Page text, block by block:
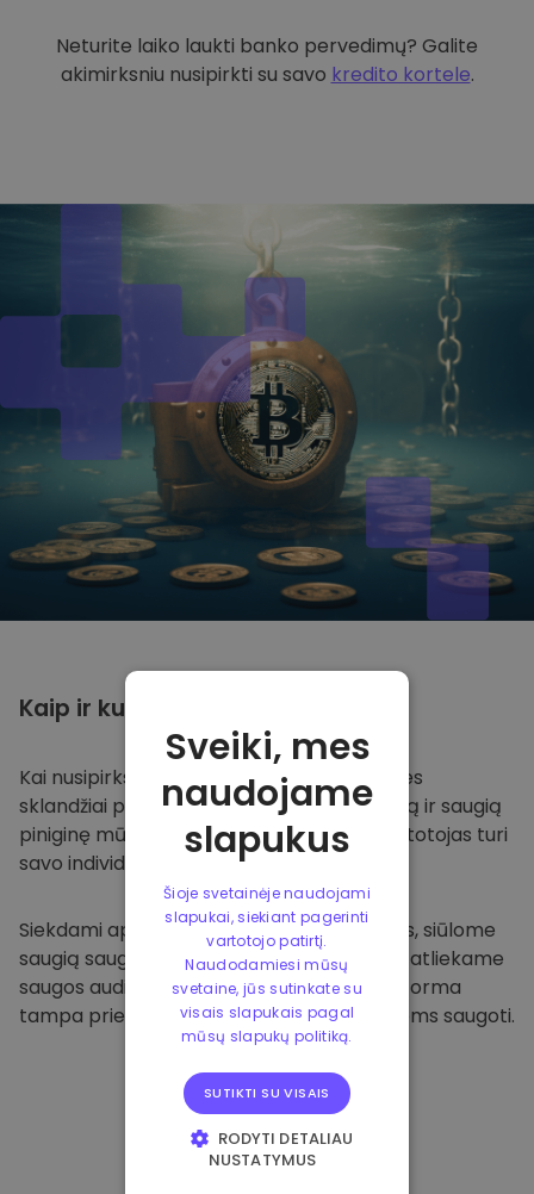
Neturite laiko laukti banko pervedimų? Galite
akimirksniu nusipirkti su savo kredito kortele.
Kaip ir kur
Kai nusipirksite Kriptomat platformoje
, mes
sklandžiai pervesime valiutą į jūsų specialią ir saugią
piniginę mūsų platformoje. Kiekvienas vartotojas turi
savo individualią piniginę.
Siekdami apsaugoti savo klientus ir jų lėšas, siūlome
saugią saugyklą neprisijungus ir reguliariai atliekame
saugos auditus. Dėl šio požiūrio mūsų platforma
tampa prieglobsčiu ir kitoms kriptovaliutoms saugoti.
Sveiki, mes
naudojame
slapukus
Šioje svetainėje naudojami
slapukai, siekiant pagerinti
vartotojo patirtį.
Naudodamiesi mūsų
svetaine, jūs sutinkate su
visais slapukais pagal
mūsų slapukų politiką.
SUTIKTI SU VISAIS
RODYTI DETALIAU
NUSTATYMUS